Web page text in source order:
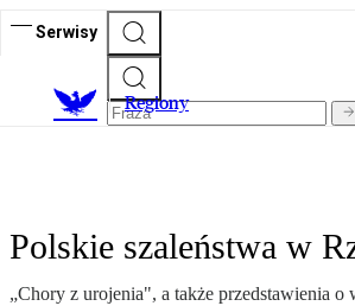
Serwisy
Regiony
Polskie szaleństwa w
„Chory z urojenia", a także przedstawienia